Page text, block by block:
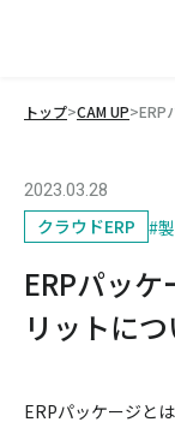
トップ>CAM UP>ERP
2023.03.28
クラウドERP #
ERPパッ
リットに
ERPパッケージと